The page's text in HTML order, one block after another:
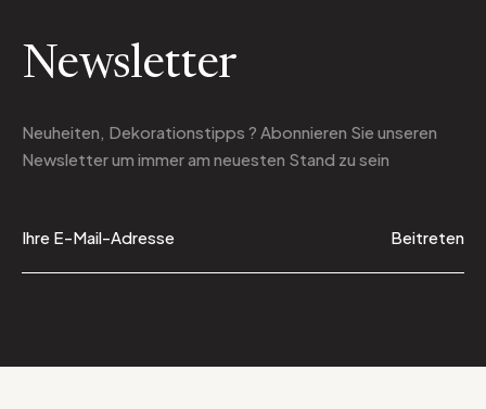
Newsletter
Neuheiten, Dekorationstipps ? Abonnieren Sie unseren
Newsletterum immer am neuesten Stand zu sein
Beitreten